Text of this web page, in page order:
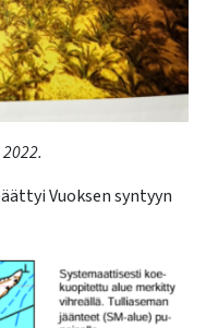
2022.
Vuoksen syntyyn